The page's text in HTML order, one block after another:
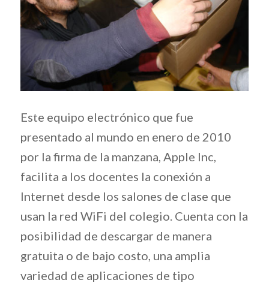
Este equipo electrónico que fue
presentado al mundo en enero de 2010
por la firma de la manzana, Apple Inc,
facilita a los docentes la conexión a
Internet desde los salones de clase que
usan la red WiFi del colegio. Cuenta con la
posibilidad de descargar de manera
gratuita o de bajo costo, una amplia
variedad de aplicaciones de tipo